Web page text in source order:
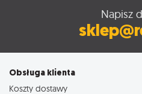
Napisz
Obsługa klienta
Koszty dostawy